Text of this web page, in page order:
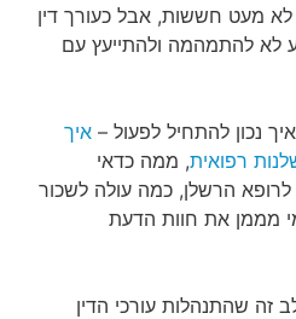
לא מעט חששות, אבל כעורך דין
לא להתמהמה ולהתייעץ עם
נכון להתחיל לפעול – איך
רפואית, ממה כדאי
הרשלן, כמה עולה לשכור
מממן את חוות הדעת
זה שהתנהלות עורכי הדין